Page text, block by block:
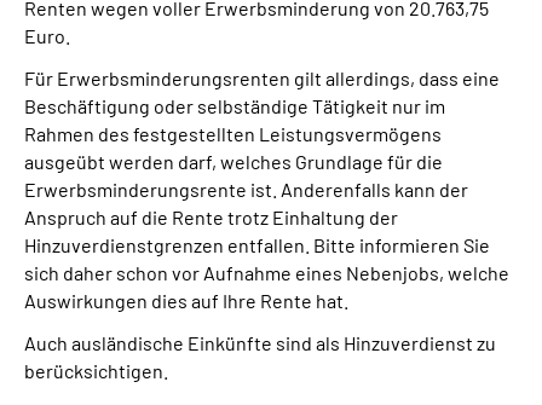
Renten wegen voller Erwerbsminderung von 20.763,75
Euro.
Für Erwerbsminderungsrenten gilt allerdings, dass eine
Beschäftigung oder selbständige Tätigkeit nur im
Rahmen des festgestellten Leistungsvermögens
ausgeübt werden darf, welches Grundlage für die
Erwerbsminderungsrente ist. Anderenfalls kann der
Anspruch auf die Rente trotz Einhaltung der
Hinzuverdienstgrenzen entfallen. Bitte informieren Sie
sich daher schon vor Aufnahme eines Nebenjobs, welche
Auswirkungen dies auf Ihre Rente hat.
Auch ausländische Einkünfte sind als Hinzuverdienst zu
berücksichtigen.